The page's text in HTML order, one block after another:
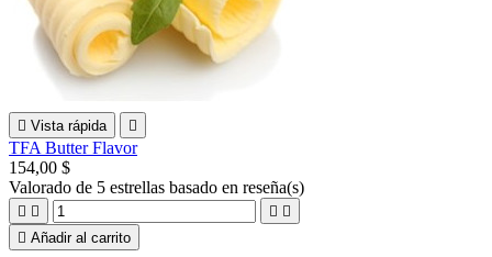
 Vista rápida 
TFA Butter Flavor
154,00 $
Valorado de 5 estrellas basado en reseña(s)
   
 Añadir al carrito